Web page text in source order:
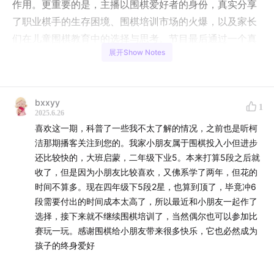
作用。更重要的是，主播以围棋爱好者的身份，真实分享
了职业棋手的生存困境、围棋培训市场的火爆，以及家长
们在儿童围棋教育中的选择与思考。节目最后通过一个真
实的家庭故事，展现了围棋世界背后的人生百态。
📚01:38围棋的世界格局：中日韩三国鼎立，中国是生母
日本是养母
03:2880年代中日围棋擂台赛：6000万围棋人口的启
蒙时代
04:26聂卫平棋圣：前无古人后无来者的民族英雄地位
05:072016年阿尔法狗战胜李世石：AI让围棋再次出圈
展开Show Notes
bxxyy
2025.6.26
1
喜欢这一期，科普了一些我不太了解的情况，之前也是听柯
洁那期播客关注到您的。我家小朋友属于围棋投入小但进步
还比较快的，大班启蒙，二年级下业5。本来打算5段之后就
收了，但是因为小朋友比较喜欢，又佛系学了两年，但花的
时间不算多。现在四年级下5段2星，也算到顶了，毕竟冲6
段需要付出的时间成本太高了，所以最近和小朋友一起作了
选择，接下来就不继续围棋培训了，当然偶尔也可以参加比
赛玩一玩。感谢围棋给小朋友带来很多快乐，它也必然成为
孩子的终身爱好